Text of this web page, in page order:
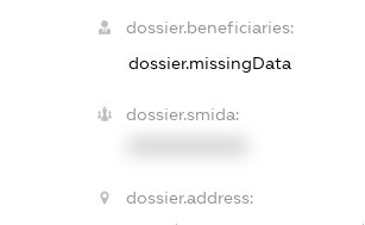
dossier.beneficiaries:
dossier.missingData
dossier.smida:
dossier.address: